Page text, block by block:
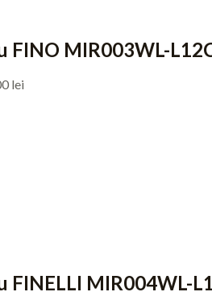
FINO MIR003WL-
lei
FINELLI MIR004WL-